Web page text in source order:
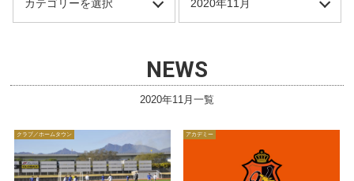
NEWS
2020年11月一覧
クラブ／ホームタウン アカデミー